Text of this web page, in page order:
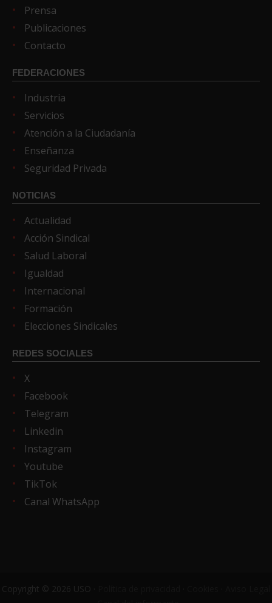
Prensa
Publicaciones
Contacto
FEDERACIONES
Industria
Servicios
Atención a la Ciudadanía
Enseñanza
Seguridad Privada
NOTICIAS
Actualidad
Acción Sindical
Salud Laboral
Igualdad
Internacional
Formación
Elecciones Sindicales
REDES SOCIALES
X
Facebook
Telegram
Linkedin
Instagram
Youtube
TikTok
Canal WhatsApp
Copyright © 2026 USO ·